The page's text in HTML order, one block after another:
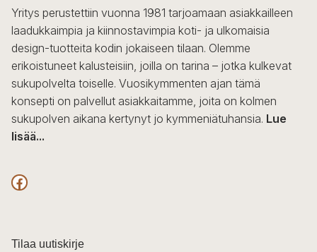
Yritys perustettiin vuonna 1981 tarjoamaan asiakkailleen
laadukkaimpia ja kiinnostavimpia koti- ja ulkomaisia
design-tuotteita kodin jokaiseen tilaan. Olemme
erikoistuneet kalusteisiin, joilla on tarina – jotka kulkevat
sukupolvelta toiselle. Vuosikymmenten ajan tämä
konsepti on palvellut asiakkaitamme, joita on kolmen
sukupolven aikana kertynyt jo kymmeniätuhansia. Lue
lisää...
F
c
Tilaa uutiskirje